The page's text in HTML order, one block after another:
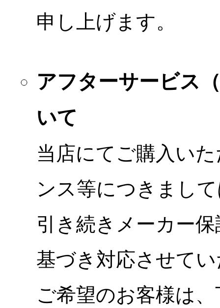
申し上げます。
アフターサービス
いて
当店にてご購入い
ンス等につきまし
引き続きメーカー
基づき対応させて
ご希望のお客様は